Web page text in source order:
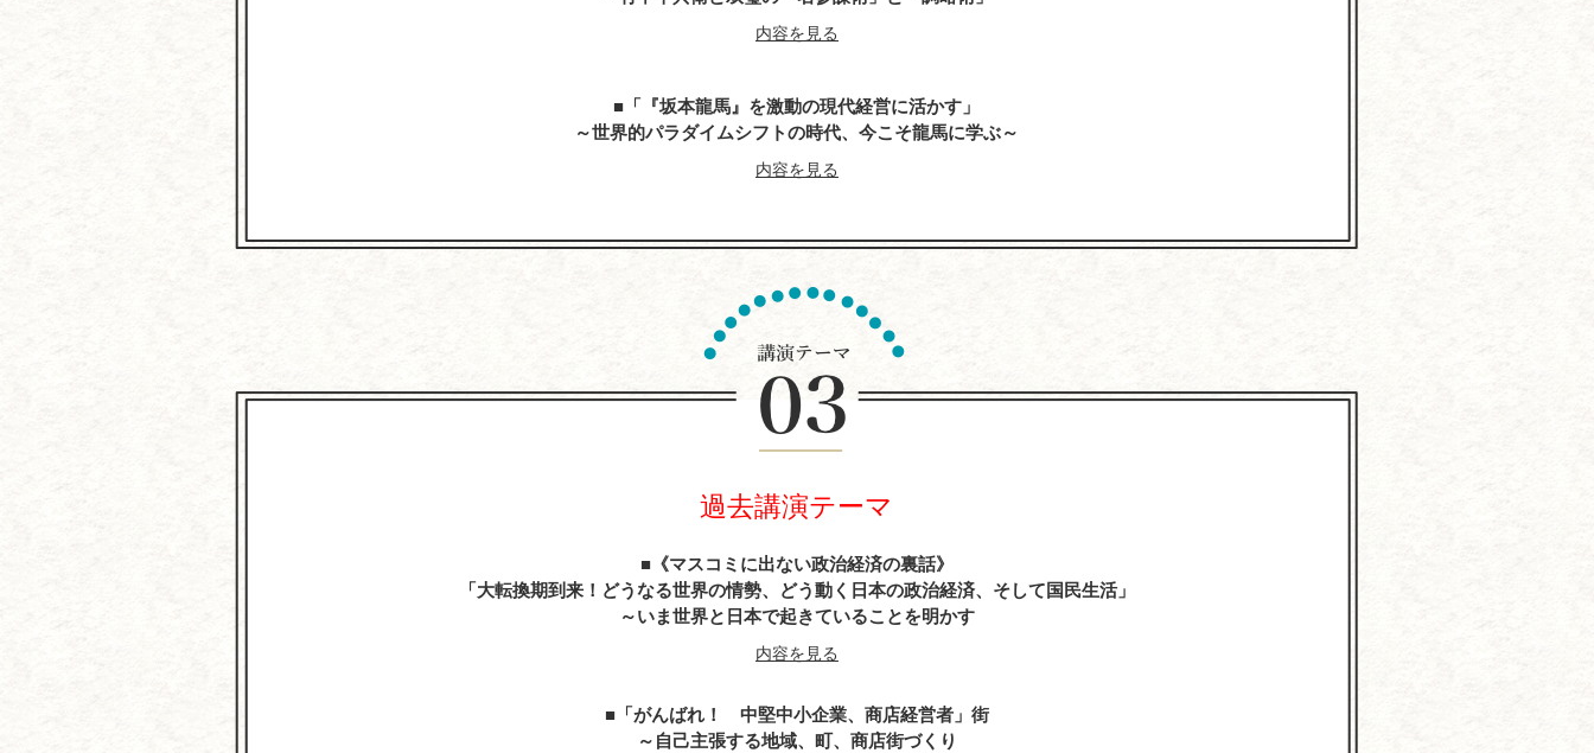
内容を見る
「『坂本龍馬』を激動の現代経営に活かす」
～世界的パラダイムシフトの時代、今こそ龍馬に学ぶ～
内容を見る
『平清盛』に学ぶ経営学
今こそ、躍動感とエネルギーにあふれる勇者が求めらている
武田信玄の軍師・山本勘助が教える「風林火山」の兵法に学ぶ経営学
天璋院・篤姫―女の戦（いくさ）
内容を見る
戦国武将「直江兼続」という生き方
内容を見る
がんばれ経営者～山内一豊の妻に学ぶ男の力・女の智慧
過去講演テーマ
《マスコミに出ない政治経済の裏話》
「大転換期到来！どうなる世界の情勢、どう動く日本の政治経済、そして国民生活」
～いま世界と日本で起きていることを明かす
内容を見る
「がんばれ！ 中堅中小企業、商店経営者」街
～自己主張する地域、町、商店街づくり